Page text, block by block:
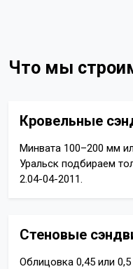
Что мы
Кровельные
Минвата 100–200 мм
Уральск подбираем
2.04-04-2011.
Стеновые
Облицовка 0,45 или